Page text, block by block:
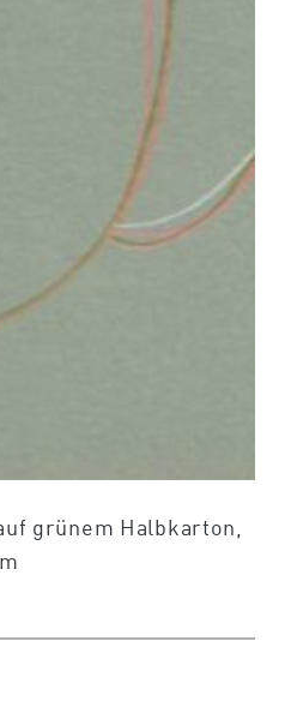
grünem Halbkarton,